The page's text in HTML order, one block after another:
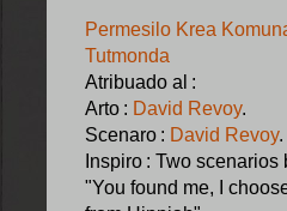
Permesilo Krea
Tutmonda
Atribuado al :
Arto : David Revoy.
Scenaro : David Revoy.
Inspiro : Two
"You found me, I